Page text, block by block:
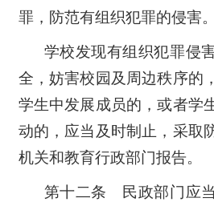
罪，防范有组织犯罪的侵害。
学校发现有组织犯罪侵
全，妨害校园及周边秩序的
学生中发展成员的，或者学
动的，应当及时制止，采取
机关和教育行政部门报告。
第十二条 民政部门应